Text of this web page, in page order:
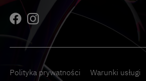
Polityka prywatności Warunki usługi